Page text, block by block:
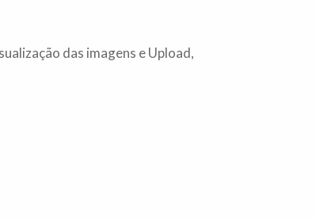
das imagens e Upload,